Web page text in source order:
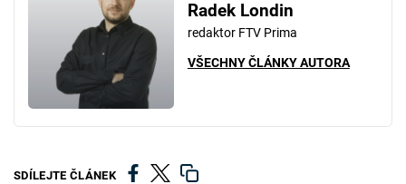
Radek Londin
redaktor FTV Prima
VŠECHNY ČLÁNKY AUTORA
SDÍLEJTE ČLÁNEK